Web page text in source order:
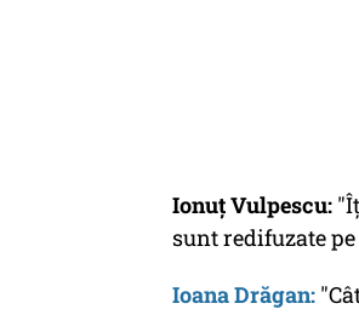
Ionuț Vulpescu:
sunt redifuzate
Ioana Drăgan: